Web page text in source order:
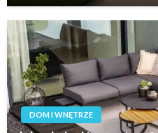
DOM I WNĘTRZE